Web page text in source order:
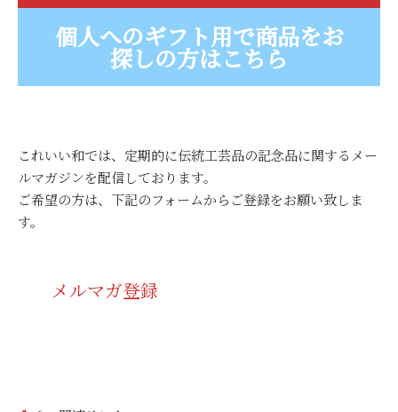
個人へのギフト用で商品をお
探しの方はこちら
これいい和では、定期的に伝統工芸品の記念品に関するメー
ルマガジンを配信しております。
ご希望の方は、下記のフォームからご登録をお願い致しま
す。
メルマガ登録